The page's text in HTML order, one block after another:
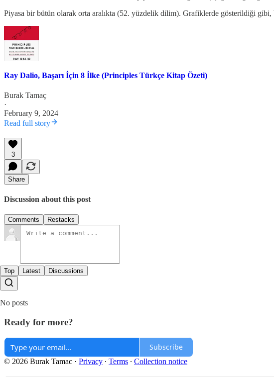
Piyasa bir bütün olarak orta aralıkta (52. yüzdelik dilim). Grafiklerde gösterildiği
Ray Dalio, Başarı İçin 8 İlke (Principles Türkçe Kitap Özeti)
Burak Tamaç
·
February 9, 2024
Read full story
3
Share
Discussion about this post
Comments Restacks
Top Latest Discussions
No posts
Ready for more?
Subscribe
© 2026 Burak Tamac · Privacy ∙ Terms ∙ Collection notice